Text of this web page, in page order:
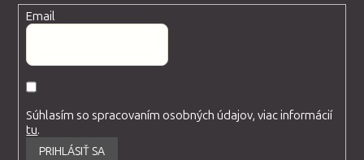
Email
Súhlasím so spracovaním osobných údajov, viac informácií
tu.
PRIHLÁSIŤ SA